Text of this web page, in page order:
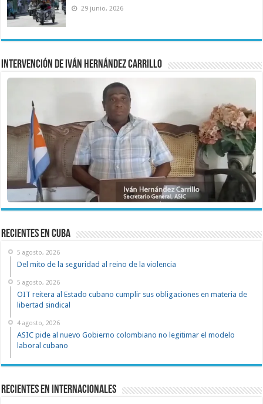
29 junio, 2026
Intervención de Iván Hernández Carrillo
recientes en cuba
5 agosto, 2026
Del mito de la seguridad al reino de la violencia
5 agosto, 2026
OIT reitera al Estado cubano cumplir sus obligaciones en materia de
libertad sindical
4 agosto, 2026
ASIC pide al nuevo Gobierno colombiano no legitimar el modelo
laboral cubano
Recientes en Internacionales